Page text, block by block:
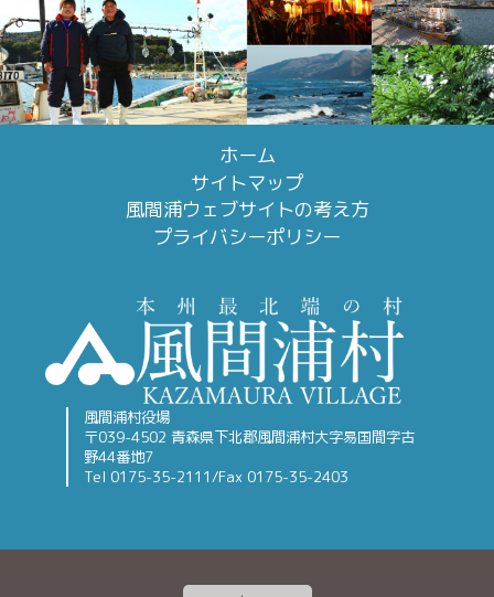
ホーム
サイトマップ
風間浦ウェブサイトの考え方
プライバシーポリシー
風間浦村役場
〒039-4502 青森県下北郡風間浦村大字易国間字古
野44番地7
Tel 0175-35-2111/Fax 0175-35-2403